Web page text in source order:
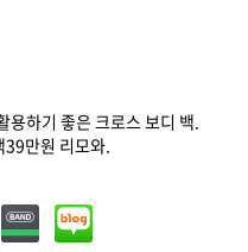
하기 좋은 크로스 보디 백.
만원 리모와.